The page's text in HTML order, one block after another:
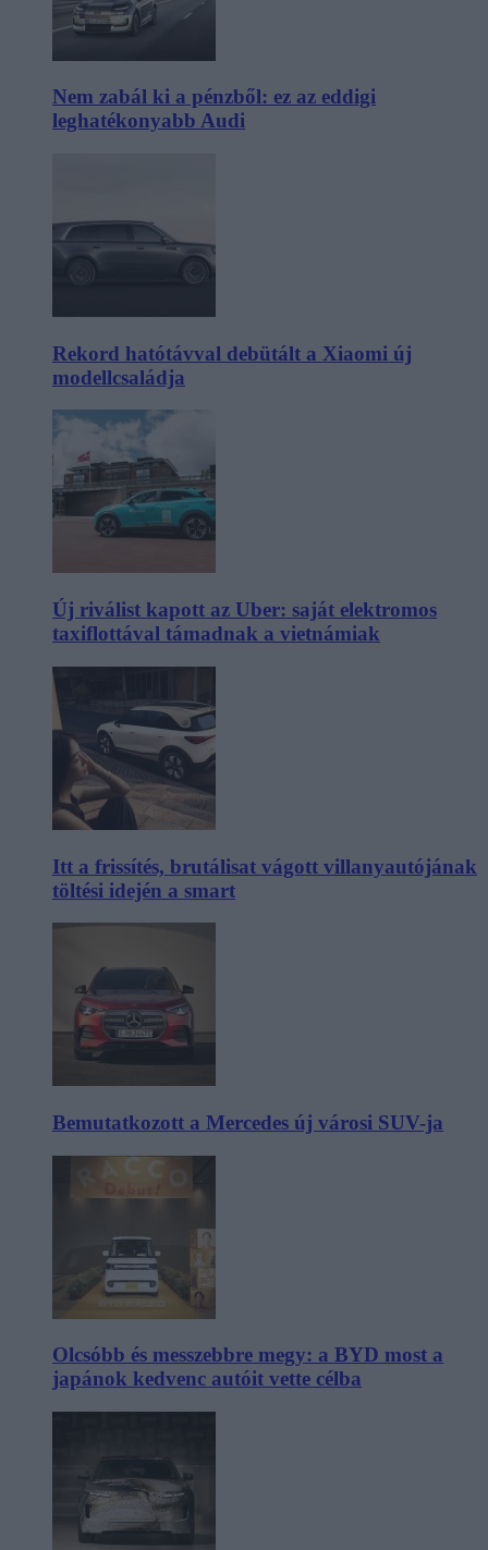
Nem zabál ki a pénzből: ez az eddigi
leghatékonyabb Audi
Rekord hatótávval debütált a Xiaomi új
modellcsaládja
Új riválist kapott az Uber: saját elektromos
taxiflottával támadnak a vietnámiak
Itt a frissítés, brutálisat vágott villanyautójának
töltési idején a smart
Bemutatkozott a Mercedes új városi SUV-ja
Olcsóbb és messzebbre megy: a BYD most a
japánok kedvenc autóit vette célba